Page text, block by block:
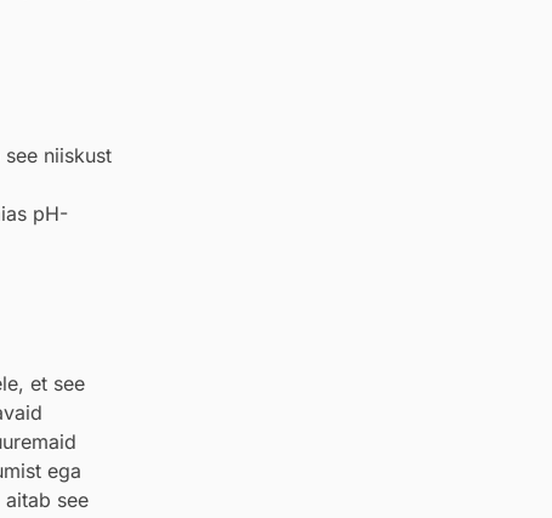
niiskust
pH-
et see
ega
aitab see